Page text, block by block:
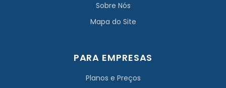
Sobre Nós
Mapa do Site
PARA EMPRESAS
Planos e Preços